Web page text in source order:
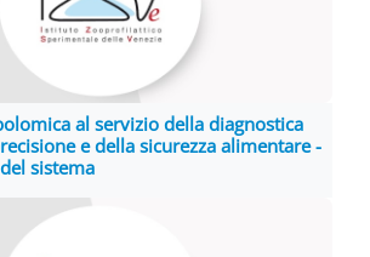
al servizio della diagnostica
e della sicurezza alimentare -
sistema